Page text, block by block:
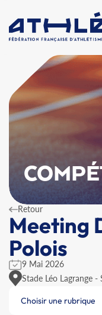
Retour
Meeting
Polois
9 Mai 2026
Stade Léo Lagrange
Choisir une rubrique